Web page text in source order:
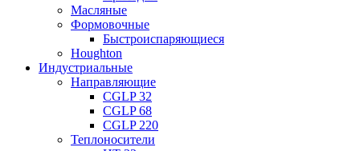
Масляные
Формовочные
Быстроиспаряющиеся
Houghton
Индустриальные
Направляющие
CGLP 32
CGLP 68
CGLP 220
Теплоносители